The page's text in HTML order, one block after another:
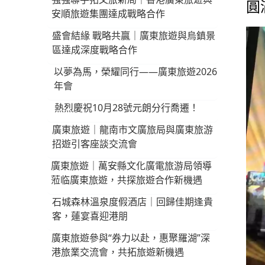
安順旅遊集團達成戰略合作
盛會結緣 戰略共贏｜廣東旅遊與烏鎮景
區達成深度戰略合作
以夢為馬，榮耀同行——廣東旅遊2026
年會
熱烈慶祝10月28號元朗分行喬遷！
廣東旅遊｜龍南市文廣旅局與廣東旅游
招遊引客座談交流會
廣東旅遊｜萬安縣文化廣電旅游局領導
蒞临廣東旅遊，共探旅遊合作新機遇
石城森林溫泉度假酒店｜回歸佳期逢貴
客，蓮宴喜迎港朋
廣東旅遊參與“券力以赴，惠聚羅湖”深
港旅業交流會，共拓旅遊新機遇
圓